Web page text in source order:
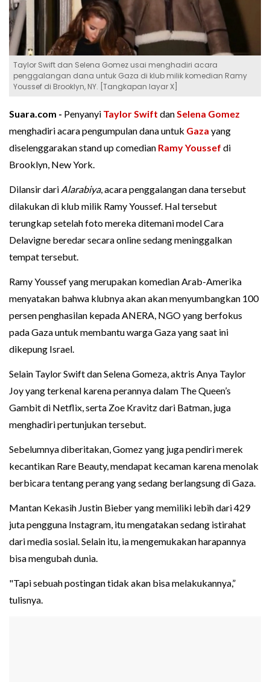
Taylor Swift dan Selena Gomez usai menghadiri acara
penggalangan dana untuk Gaza di klub milik komedian Ramy
Youssef di Brooklyn, NY. [Tangkapan layar X]
Suara.com - Penyanyi Taylor Swift danSelena Gomez
menghadiri acara pengumpulan dana untuk Gaza yang
diselenggarakan stand up comedian Ramy Youssef di
Brooklyn, New York.
Dilansir dari Alarabiya, acara penggalangan dana tersebut
dilakukan di klub milik Ramy Youssef. Hal tersebut
terungkap setelah foto mereka ditemani model Cara
Delavigne beredar secara online sedang meninggalkan
tempat tersebut.
Ramy Youssef yang merupakan komedian Arab-Amerika
menyatakan bahwa klubnya akan akan menyumbangkan 100
persen penghasilan kepada ANERA, NGO yang berfokus
pada Gaza untuk membantu warga Gaza yang saat ini
dikepung Israel.
Selain Taylor Swift dan Selena Gomeza, aktris Anya Taylor
Joy yang terkenal karena perannya dalam The Queen’s
Gambit di Netflix, serta Zoe Kravitz dari Batman, juga
menghadiri pertunjukan tersebut.
Sebelumnya diberitakan, Gomez yang juga pendiri merek
kecantikan Rare Beauty, mendapat kecaman karena menolak
berbicara tentang perang yang sedang berlangsung di Gaza.
Mantan Kekasih Justin Bieber yang memiliki lebih dari 429
juta pengguna Instagram, itu mengatakan sedang istirahat
dari media sosial. Selain itu, ia mengemukakan harapannya
bisa mengubah dunia.
"Tapi sebuah postingan tidak akan bisa melakukannya,”
tulisnya.